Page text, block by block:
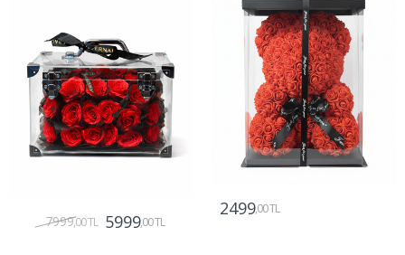
7999,00 TL 5999,00 TL
2499,00 TL